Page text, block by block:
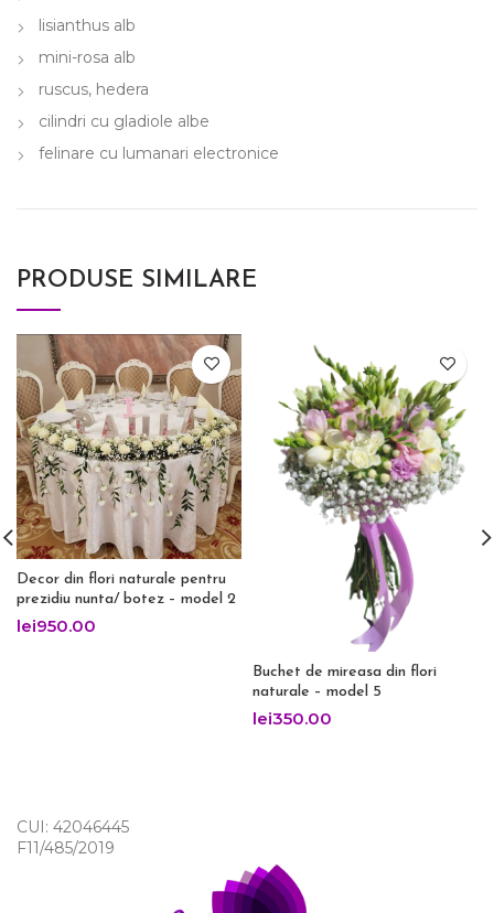
lisianthus alb
mini-rosa alb
ruscus, hedera
cilindri cu gladiole albe
felinare cu lumanari electronice
PRODUSE SIMILARE
Decor din flori naturale pentru
prezidiu nunta/ botez – model 2
lei950.00
Buchet de mireasa din flori
naturale – model 5
lei350.00
CUI: 42046445
F11/485/2019